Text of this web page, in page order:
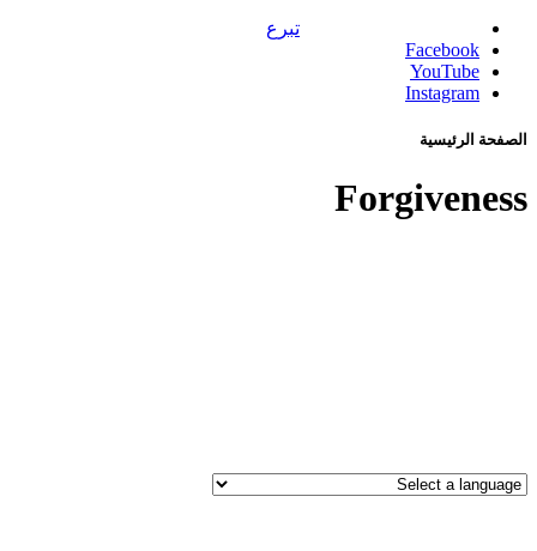
تبرع
Facebook
YouTube
Instagram
الصفحة الرئيسية
Forgiveness